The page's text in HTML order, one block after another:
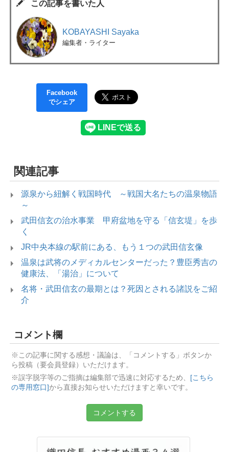
この記事を書いた人
KOBAYASHI Sayaka
編集者・ライター
Facebook
でシェア
関連記事
源泉から紐解く戦国時代 ～戦国大名たちの温泉物語
～
武田信玄の治水事業 甲府盆地を守る「信玄堤」を歩
く
JR中央本線の駅前にある、もう１つの武田信玄像
温泉は武将のメディカルセンターだった？豊臣秀吉の
健康法、「湯治」について
名将・武田信玄の最期とは？死因とされる諸説をご紹
介
コメント欄
※この記事に関する感想・議論は、「コメントする」ボタンか
ら投稿（要会員登録）いただけます。
※誤字脱字等のご指摘は編集部で迅速に対応するため、
[こちら
の専用窓口]から直接お知らせいただけますと幸いです。
コメントする